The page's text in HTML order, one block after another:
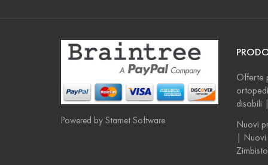
Powered by Starnet Software
Offerte
disabili
Nuovi
|